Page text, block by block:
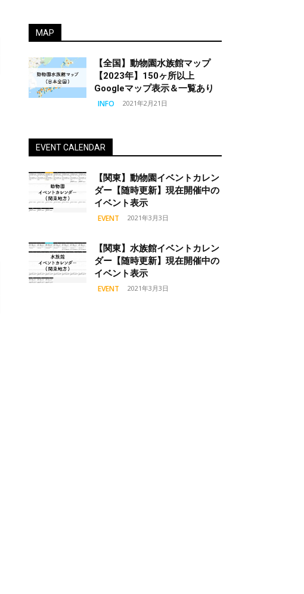
MAP
【全国】動物園水族館マップ
【2023年】150ヶ所以上
Googleマップ表示＆一覧あり
INFO 2021年2月21日
EVENT CALENDAR
【関東】動物園イベントカレン
ダー【随時更新】現在開催中の
イベント表示
EVENT 2021年3月3日
【関東】水族館イベントカレン
ダー【随時更新】現在開催中の
イベント表示
EVENT 2021年3月3日